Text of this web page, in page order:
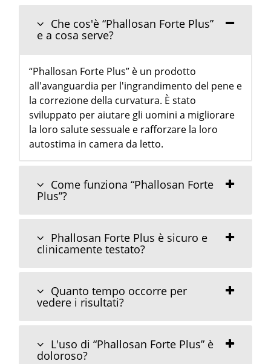
Che cos'è “Phallosan Forte Plus”
e a cosa serve?
“Phallosan Forte Plus” è un prodotto
all'avanguardia per l'ingrandimento del pene e
la correzione della curvatura. È stato
sviluppato per aiutare gli uomini a migliorare
la loro salute sessuale e rafforzare la loro
autostima in camera da letto.
Come funziona “Phallosan Forte
Plus”?
Phallosan Forte Plus è sicuro e
clinicamente testato?
Quanto tempo occorre per
vedere i risultati?
L'uso di “Phallosan Forte Plus” è
doloroso?